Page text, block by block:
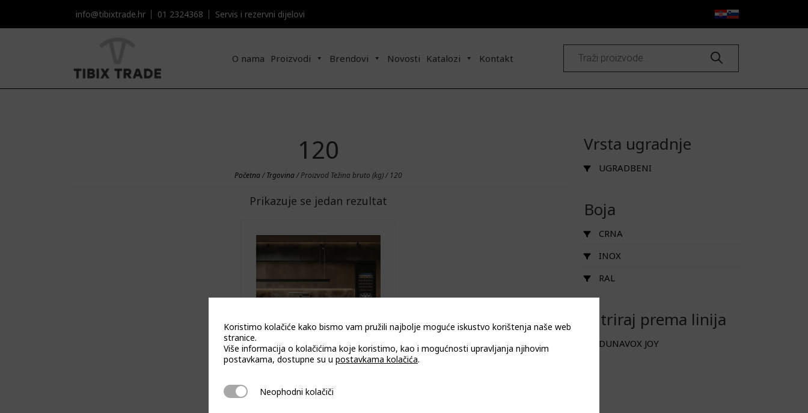
info@tibixtrade.hr 01 2324368 Servis i rezervni dijelovi​​
O nama Proizvodi Brendovi Novosti Katalozi Kontakt Products
search
120
Početna/Trgovina/ Proizvod Težina bruto (kg) / 120
Prikazuje se jedan rezultat
UGRADBENI VINSKI
HLADNJAK JOY DX-89.246
Vrsta ugradnje
UGRADBENI
Boja
CRNA
INOX
RAL
Filtriraj prema linija
DUNAVOX JOY
Koristimo kolačiće kako bismo vam pružili najbolje moguće iskustvo korištenja naše web
stranice.
Više informacija o kolačićima koje koristimo, kao i mogućnosti upravljanja njihovim
postavkama, dostupne su u postavkama kolačića.
Neophodni kolačiči
Neophodni kolačiči